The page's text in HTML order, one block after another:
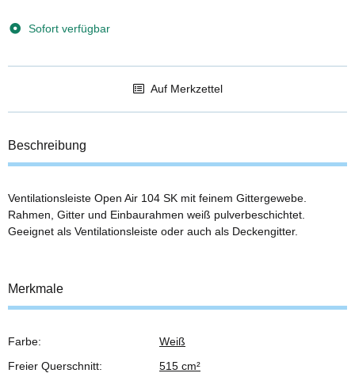
Sofort verfügbar
Auf Merkzettel
Beschreibung
Ventilationsleiste Open Air 104 SK mit feinem Gittergewebe.
Rahmen, Gitter und Einbaurahmen weiß pulverbeschichtet.
Geeignet als Ventilationsleiste oder auch als Deckengitter.
Merkmale
Produkteigenschaft
Wert
Farbe:
Weiß
Freier Querschnitt:
515 cm²